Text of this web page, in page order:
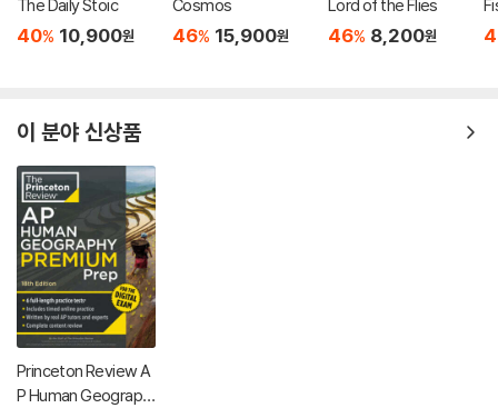
The Daily Stoic
40% 10,900원
Cosmos
46% 15,900원
Lord of the Flies
46% 8,200원
이 분야 신상품
Princeton Review A
P Human Geograph